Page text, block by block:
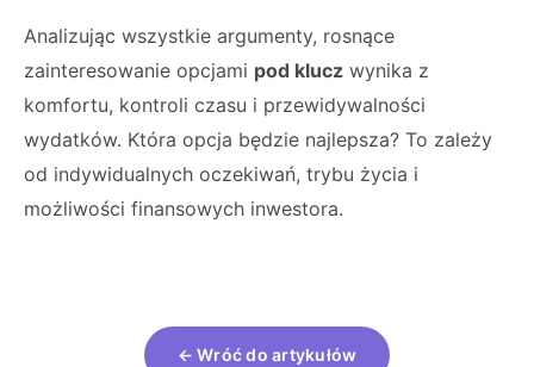
Analizując wszystkie argumenty, rosnące
zainteresowanie opcjami pod klucz wynika z
komfortu, kontroli czasu i przewidywalności
wydatków. Która opcja będzie najlepsza? To zależy
od indywidualnych oczekiwań, trybu życia i
możliwości finansowych inwestora.
← Wróć do artykułów